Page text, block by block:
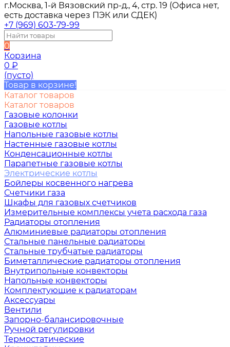
г.Москва, 1-й Вязовский пр-д., 4, стр. 19 (Офиса нет,
есть доставка через ПЭК или СДЕК)
+7 (969) 603-79-99
0
Корзина
0 ₽
(пусто)
Товар в корзине!
Каталог товаров
Каталог товаров
Газовые колонки
Газовые котлы
Напольные газовые котлы
Настенные газовые котлы
Конденсационные котлы
Парапетные газовые котлы
Электрические котлы
Бойлеры косвенного нагрева
Счетчики газа
Шкафы для газовых счетчиков
Измерительные комплексы учета расхода газа
Радиаторы отопления
Алюминиевые радиаторы отопления
Стальные панельные радиаторы
Стальные трубчатые радиаторы
Биметаллические радиаторы отопления
Внутрипольные конвекторы
Напольные конвекторы
Комплектующие к радиаторам
Аксессуары
Вентили
Запорно-балансировочные
Ручной регулировки
Термостатические